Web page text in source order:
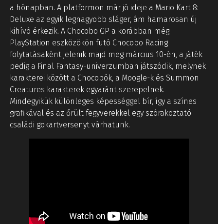
a hónapban. A platformon már jó ideje a Mario Kart 8:
Deluxe az egyik legnagyobb sláger, ám hamarosan új
kihívó érkezik. A Chocobo GP a korábban még
PlayStation eszközökön futó Chocobo Racing
folytatásaként jelenik majd meg március 10-én, a játék
pedig a Final Fantasy-univerzumban játszódik, melynek
karakterei között a Chocobók, a Moogle-k és Summon
Creatures karakterek egyaránt szerepelnek.
Mindegyikük különleges képességgel bír, így a színes
grafikával és az őrült fegyverekkel egy szórakoztató
családi gokartversenyt várhatunk.